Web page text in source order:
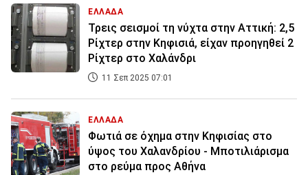
ΕΛΛΑΔΑ
Τρεις σεισμοί τη νύχτα στην Αττική: 2,5
Ρίχτερ στην Κηφισιά, είχαν προηγηθεί 2
Ρίχτερ στο Χαλάνδρι
11 Σεπ 2025 07:01
ΕΛΛΑΔΑ
Φωτιά σε όχημα στην Κηφισίας στο
ύψος του Χαλανδρίου - Μποτιλιάρισμα
στο ρεύμα προς Αθήνα